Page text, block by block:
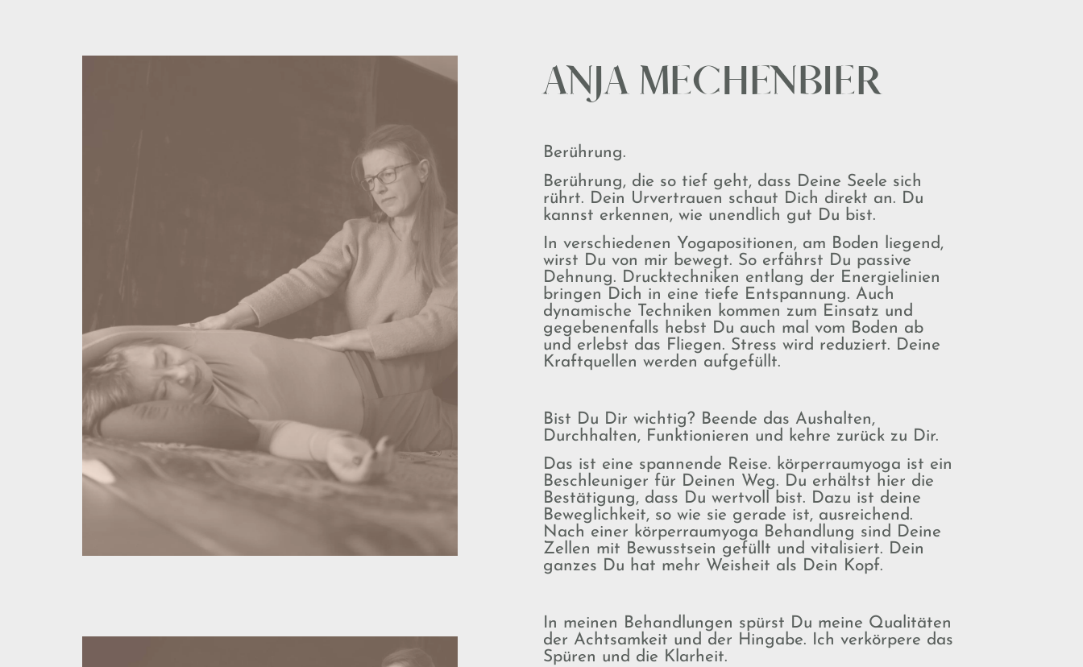
ANJA MECHENBIER
Berührung.
Berührung, die so tief geht, dass Deine Seele sich
rührt. Dein Urvertrauen schaut Dich direkt an. Du
kannst erkennen, wie unendlich gut Du bist.
In verschiedenen Yogapositionen, am Boden liegend,
wirst Du von mir bewegt. So erfährst Du passive
Dehnung. Drucktechniken entlang der Energielinien
bringen Dich in eine tiefe Entspannung. Auch
dynamische Techniken kommen zum Einsatz und
gegebenenfalls hebst Du auch mal vom Boden ab
und erlebst das Fliegen. Stress wird reduziert. Deine
Kraftquellen werden aufgefüllt.
Bist Du Dir wichtig? Beende das Aushalten,
Durchhalten, Funktionieren und kehre zurück zu Dir.
Das ist eine spannende Reise. körperraumyoga ist ein
Beschleuniger für Deinen Weg. Du erhältst hier die
Bestätigung, dass Du wertvoll bist. Dazu ist deine
Beweglichkeit, so wie sie gerade ist, ausreichend.
Nach einer körperraumyoga Behandlung sind Deine
Zellen mit Bewusstsein gefüllt und vitalisiert. Dein
ganzes Du hat mehr Weisheit als Dein Kopf.
In meinen Behandlungen spürst Du meine Qualitäten
der Achtsamkeit und der Hingabe. Ich verkörpere das
Spüren und die Klarheit.